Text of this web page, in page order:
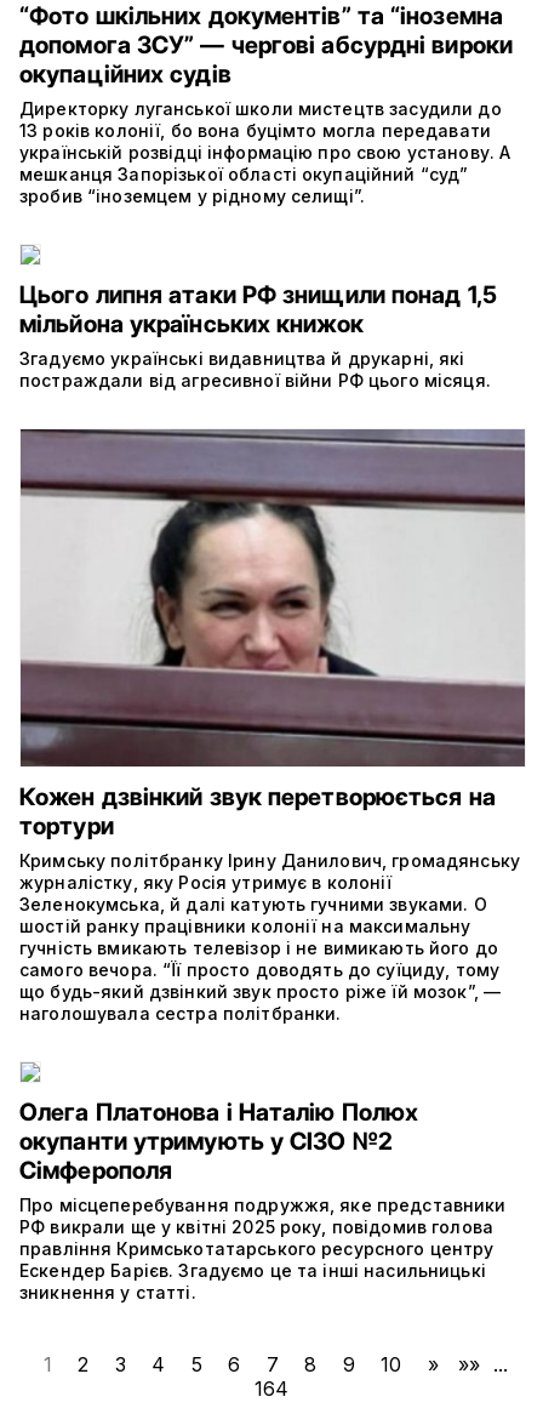
“Фото шкільних документів” та “іноземна
допомога ЗСУ” — чергові абсурдні вироки
окупаційних судів
Директорку луганської школи мистецтв засудили до
13 років колонії, бо вона буцімто могла передавати
українській розвідці інформацію про свою установу. А
мешканця Запорізької області окупаційний “суд”
зробив “іноземцем у рідному селищі”.
Цього липня атаки РФ знищили понад 1,5
мільйона українських книжок
Згадуємо українські видавництва й друкарні, які
постраждали від агресивної війни РФ цього місяця.
Кожен дзвінкий звук перетворюється на
тортури
Кримську політбранку Ірину Данилович, громадянську
журналістку, яку Росія утримує в колонії
Зеленокумська, й далі катують гучними звуками. О
шостій ранку працівники колонії на максимальну
гучність вмикають телевізор і не вимикають його до
самого вечора. “Її просто доводять до суїциду, тому
що будь-який дзвінкий звук просто ріже їй мозок”, —
наголошувала сестра політбранки.
Олега Платонова і Наталію Полюх
окупанти утримують у СІЗО №2
Сімферополя
Про місцеперебування подружжя, яке представники
РФ викрали ще у квітні 2025 року, повідомив голова
правління Кримськотатарського ресурсного центру
Ескендер Барієв. Згадуємо це та інші насильницькі
зникнення у статті.
1 2 3 4 5 6 7 8 9 10 » »» ...
164